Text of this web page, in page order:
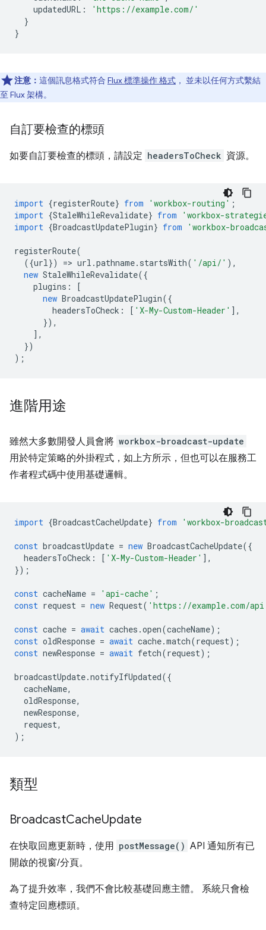
updatedURL :
'https://example.com/'
}
}
注意： 這個訊息格式符合 Flux 標準操作 格式 ， 並未以任何方式繫結
至 Flux 架構。
自訂要檢查的標頭
如要自訂要檢查的標頭，請設定 headersToCheck 資源。
import {registerRoute} from 'workbox-routing' ;
import {StaleWhileRevalidate} from
'workbox-
import {BroadcastUpdatePlugin} from 'workbox-
registerRoute(
({url}) => url .pathname. startsWith( '/api/' ),
new StaleWhileRevalidate({
plugins :
[
new BroadcastUpdatePlugin({
headersToCheck : [ 'X-My-Custom-Header' ],
}),
],
})
);
進階用途
雖然大多數開發人員會將 workbox-broadcast-update
用於特定策略的外掛程式，如上方所示，但也可以在服務工
作者程式碼中使用基礎邏輯。
import {BroadcastCacheUpdate} from 'workbox-
const broadcastUpdate = new BroadcastCacheUpdate({
headersToCheck : [ 'X-My-Custom-Header' ],
});
const cacheName = 'api-cache' ;
const request = new Request( 'https://example.com/
const cache = await caches .open(cacheName);
const oldResponse = await cache.match(request);
const newResponse = await fetch(request);
broadcastUpdate.notifyIfUpdated({
cacheName,
oldResponse,
newResponse,
request,
);
類型
BroadcastCacheUpdate
在快取回應更新時，使用 postMessage() API 通知所有已
開啟的視窗/分頁。
為了提升效率，我們不會比較基礎回應主體。 系統只會檢
查特定回應標頭。